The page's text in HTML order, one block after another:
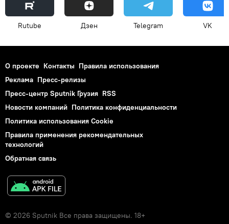
Rutube Дзен Telegram VK
О проекте Контакты Правила использования
Реклама Пресс-релизы
Пресс-центр Sputnik Грузия RSS
Новости компаний Политика конфиденциальности
Политика использования Cookie
Правила применения рекомендательных
технологий
Обратная связь
© 2026 Sputnik Все права защищены. 18+